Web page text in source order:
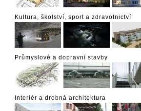
Kultura, školství, sport a zdravotnictví
Průmyslové a dopravní stavby
Interiér a drobná architektura